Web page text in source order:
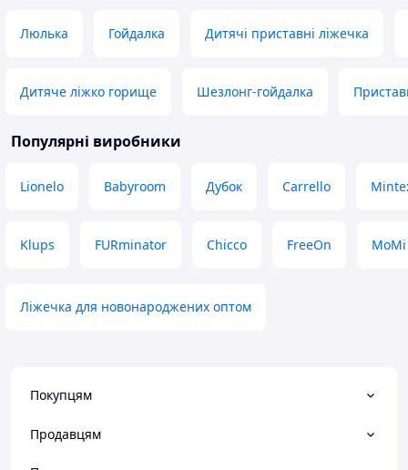
Люлька Гойдалка Дитячі приставні ліжечка
Дитяче ліжко горище Шезлонг-гойдалка
Популярні виробники
Lionelo Babyroom Дубок Carrello
Klups FURminator Chicco FreeOn MoMi
Ліжечка для новонароджених оптом
Покупцям
Продавцям